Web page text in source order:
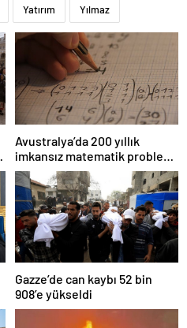
Yatırım Yılmaz
Avustralya’da 200 yıllık
imkansız matematik problemi
çözüldü
Gazze’de can kaybı 52 bin
908’e yükseldi